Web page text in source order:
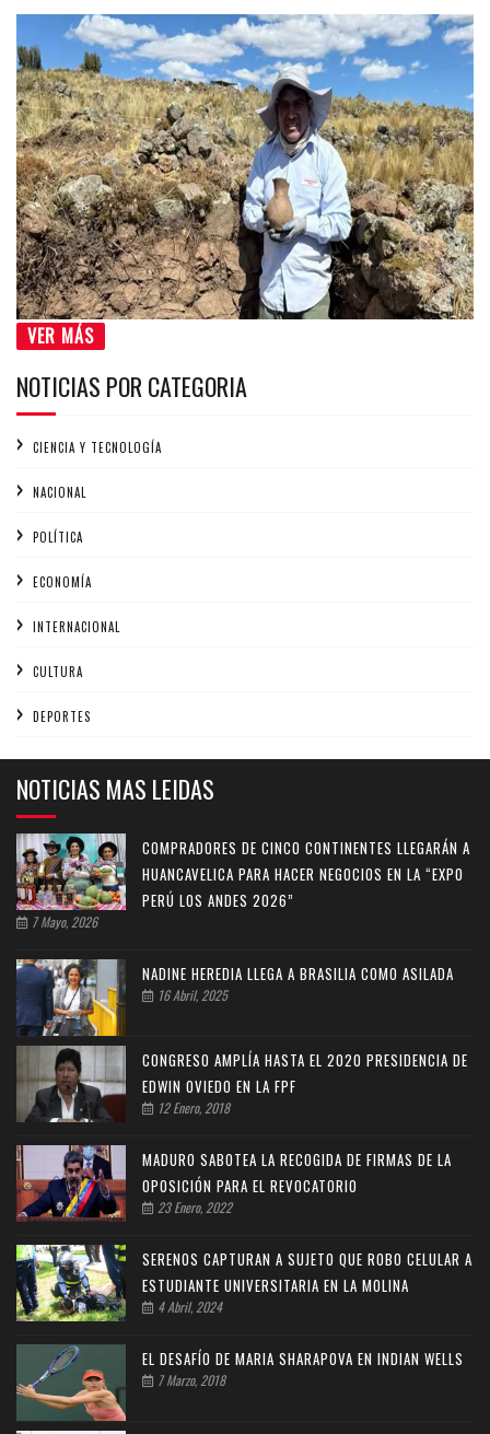
VER MÁS
NOTICIAS POR CATEGORIA
CIENCIA Y TECNOLOGÍA
NACIONAL
POLÍTICA
ECONOMÍA
INTERNACIONAL
CULTURA
DEPORTES
NOTICIAS MAS LEIDAS
COMPRADORES DE CINCO CONTINENTES LLEGARÁN A
HUANCAVELICA PARA HACER NEGOCIOS EN LA “EXPO
PERÚ LOS ANDES 2026”
7 Mayo, 2026
NADINE HEREDIA LLEGA A BRASILIA COMO ASILADA
16 Abril, 2025
CONGRESO AMPLÍA HASTA EL 2020 PRESIDENCIA DE
EDWIN OVIEDO EN LA FPF
12 Enero, 2018
MADURO SABOTEA LA RECOGIDA DE FIRMAS DE LA
OPOSICIÓN PARA EL REVOCATORIO
23 Enero, 2022
SERENOS CAPTURAN A SUJETO QUE ROBO CELULAR A
ESTUDIANTE UNIVERSITARIA EN LA MOLINA
4 Abril, 2024
EL DESAFÍO DE MARIA SHARAPOVA EN INDIAN WELLS
7 Marzo, 2018